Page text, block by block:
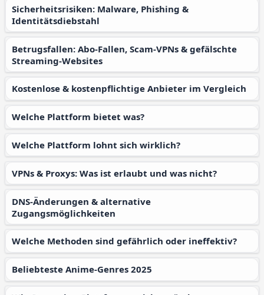
Sicherheitsrisiken: Malware, Phishing &
Identitätsdiebstahl
Betrugsfallen: Abo-Fallen, Scam-VPNs & gefälschte
Streaming-Websites
Kostenlose & kostenpflichtige Anbieter im Vergleich
Welche Plattform bietet was?
Welche Plattform lohnt sich wirklich?
VPNs & Proxys: Was ist erlaubt und was nicht?
DNS-Änderungen & alternative
Zugangsmöglichkeiten
Welche Methoden sind gefährlich oder ineffektiv?
Beliebteste Anime-Genres 2025